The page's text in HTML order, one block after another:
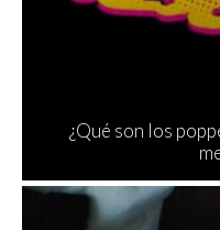
¿Qué son los